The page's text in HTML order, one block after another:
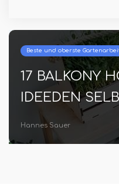
Beste und oberste
17 BALKONY
IDEEDEN
Hannes Sauer